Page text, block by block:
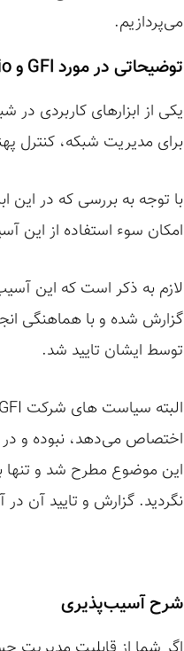
می‌پردازیم.
توضیحاتی در مورد GFI و Kerio
برای مدیریت شبکه، کنترل
با توجه به بررسی که در این
امکان سوء استفاده از این
توسط ایشان تایید شد.
اختصاص می‌دهد، نبوده و در
نگردید. گزارش و تایید آن
شرح آسیب‌پذیری